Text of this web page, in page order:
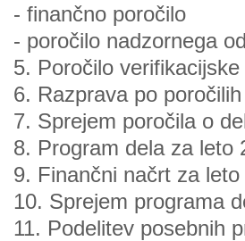
- finančno poročilo
- poročilo nadzornega
5. Poročilo
6. Razprava po
7. Sprejem poročila o
8. Program dela za leto
9. Finančni načrt za leto
10. Sprejem programa
11. Podelitev posebnih